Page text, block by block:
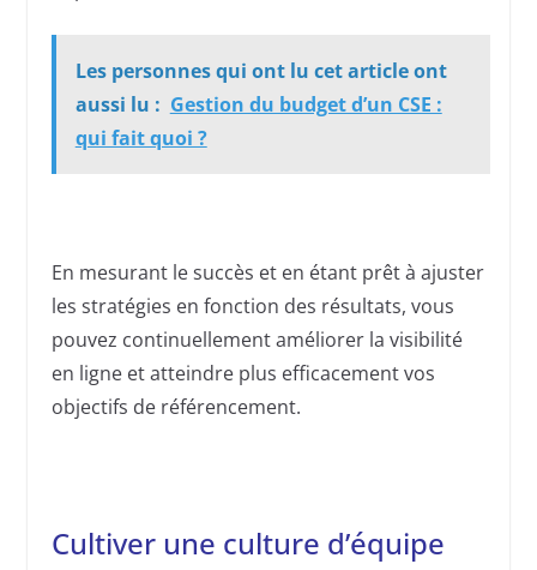
Les personnes qui ont lu cet article ont
aussi lu : Gestion du budget d’un CSE :
qui fait quoi ?
En mesurant le succès et en étant prêt à ajuster
les stratégies en fonction des résultats, vous
pouvez continuellement améliorer la visibilité
en ligne et atteindre plus efficacement vos
objectifs de référencement.
Cultiver une culture d’équipe